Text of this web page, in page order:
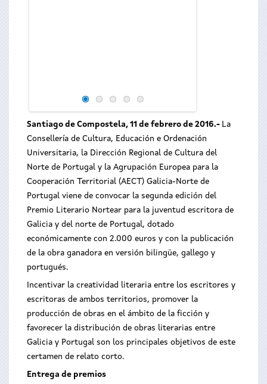
Santiago de Compostela, 11 de febrero de 2016.- La
Consellería de Cultura, Educación e Ordenación
Universitaria, la Dirección Regional de Cultura del
Norte de Portugal y la Agrupación Europea para la
Cooperación Territorial (AECT) Galicia-Norte de
Portugal viene de convocar la segunda edición del
Premio Literario Nortear para la juventud escritora de
Galicia y del norte de Portugal, dotado
económicamente con 2.000 euros y con la publicación
de la obra ganadora en versión bilingüe, gallego y
portugués.
Incentivar la creatividad literaria entre los escritores y
escritoras de ambos territorios, promover la
producción de obras en el ámbito de la ficción y
favorecer la distribución de obras literarias entre
Galicia y Portugal son los principales objetivos de este
certamen de relato corto.
Entrega de premios